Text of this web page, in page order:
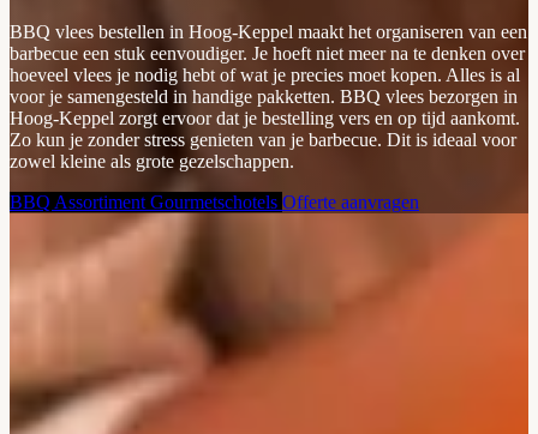
BBQ vlees bestellen in Hoog-Keppel maakt het organiseren van een
barbecue een stuk eenvoudiger. Je hoeft niet meer na te denken over
hoeveel vlees je nodig hebt of wat je precies moet kopen. Alles is al
voor je samengesteld in handige pakketten. BBQ vlees bezorgen in
Hoog-Keppel zorgt ervoor dat je bestelling vers en op tijd aankomt.
Zo kun je zonder stress genieten van je barbecue. Dit is ideaal voor
zowel kleine als grote gezelschappen.
BBQ Assortiment Gourmetschotels Offerte aanvragen